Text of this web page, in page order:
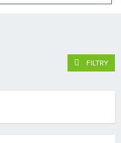
FILTRY